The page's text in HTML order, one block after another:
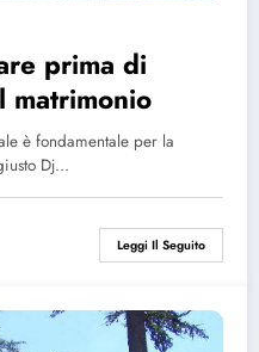
prima di
è fondamentale per la
Dj…
Leggi Il Seguito